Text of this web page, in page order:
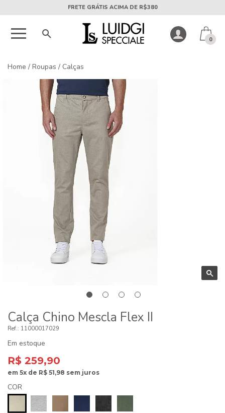
5X SEM JUROS PARCELA MÍNIMA DE R$50
0
Home / Roupas / Calças
Calça Chino Mescla Flex II
11000017029
Em estoque
R$ 259,90
em 5x de R$ 51,98 sem juros
COR